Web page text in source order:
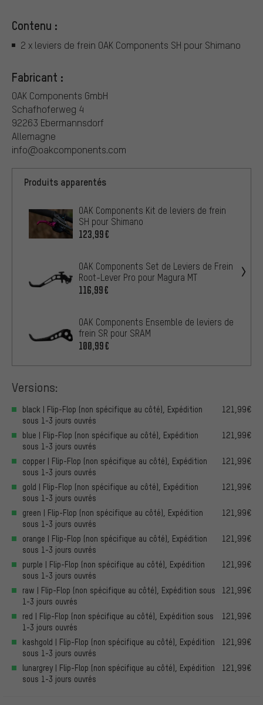
Contenu :
2 x leviers de frein OAK Components SH pour Shimano
Fabricant :
OAK Components GmbH
Schafhoferweg 4
92263 Ebermannsdorf
Allemagne
info@oakcomponents.com
Produits apparentés
OAK Components Kit de leviers de frein
SH pour Shimano
123,99€
OAK Components Set de Leviers de Frein
Root-Lever Pro pour Magura MT
116,99€
OAK Components Ensemble de leviers de
frein SR pour SRAM
100,99€
Versions:
black | Flip-Flop (non spécifique au côté), Expédition
sous 1-3 jours ouvrés
121,99€
blue | Flip-Flop (non spécifique au côté), Expédition
sous 1-3 jours ouvrés
121,99€
copper | Flip-Flop (non spécifique au côté), Expédition
sous 1-3 jours ouvrés
121,99€
gold | Flip-Flop (non spécifique au côté), Expédition
sous 1-3 jours ouvrés
121,99€
green | Flip-Flop (non spécifique au côté), Expédition
sous 1-3 jours ouvrés
121,99€
orange | Flip-Flop (non spécifique au côté), Expédition
sous 1-3 jours ouvrés
121,99€
purple | Flip-Flop (non spécifique au côté), Expédition
sous 1-3 jours ouvrés
121,99€
raw | Flip-Flop (non spécifique au côté), Expédition sous
1-3 jours ouvrés
121,99€
red | Flip-Flop (non spécifique au côté), Expédition sous
1-3 jours ouvrés
121,99€
kashgold | Flip-Flop (non spécifique au côté), Expédition
sous 1-3 jours ouvrés
121,99€
lunargrey | Flip-Flop (non spécifique au côté), Expédition
sous 1-3 jours ouvrés
121,99€